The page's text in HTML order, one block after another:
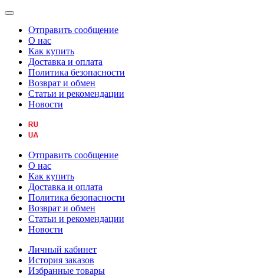
Отправить сообщение
О нас
Как купить
Доставка и оплата
Политика безопасности
Возврат и обмен
Статьи и рекомендации
Новости
Отправить сообщение
О нас
Как купить
Доставка и оплата
Политика безопасности
Возврат и обмен
Статьи и рекомендации
Новости
Личный кабинет
История заказов
Избранные товары